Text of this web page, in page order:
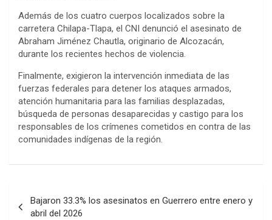
Además de los cuatro cuerpos localizados sobre la
carretera Chilapa-Tlapa, el CNI denunció el asesinato de
Abraham Jiménez Chautla, originario de Alcozacán,
durante los recientes hechos de violencia.
Finalmente, exigieron la intervención inmediata de las
fuerzas federales para detener los ataques armados,
atención humanitaria para las familias desplazadas,
búsqueda de personas desaparecidas y castigo para los
responsables de los crímenes cometidos en contra de las
comunidades indígenas de la región.
de
Bajaron 33.3% los asesinatos en Guerrero entre enero y
abril del 2026